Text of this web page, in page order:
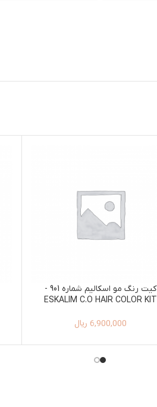
کیت رنگ مو اسکالیم شماره 901 -
ESKALIM C.O HAIR COLOR KIT
6,900,000 ریال